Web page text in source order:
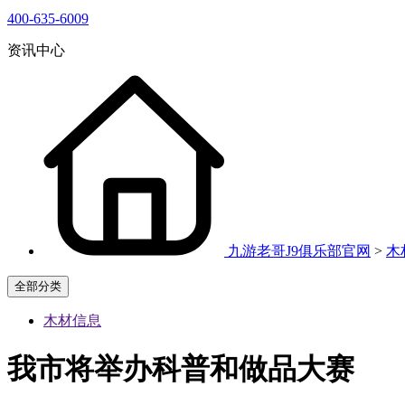
400-635-6009
资讯中心
九游老哥J9俱乐部官网 > 木
全部分类
木材信息
我市将举办科普和做品大赛